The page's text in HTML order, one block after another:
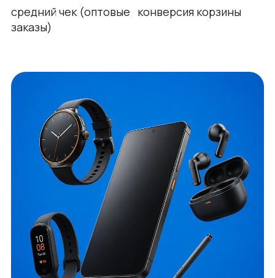
средний чек (оптовые
заказы)
конверсия корзины